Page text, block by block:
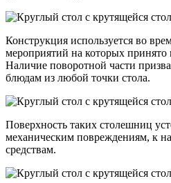
Конструкция используется во
мероприятий на которых принято
Наличие поворотной части
блюдам из любой точки стола.
Поверхность таких столешниц
механическим повреждениям, к
средствам.